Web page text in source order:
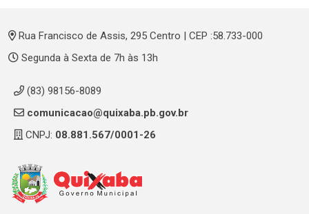
Rua Francisco de Assis, 295 Centro | CEP :58.733-000
Segunda à Sexta de 7h às 13h
(83) 98156-8089
comunicacao@quixaba.pb.gov.br
CNPJ: 08.881.567/0001-26